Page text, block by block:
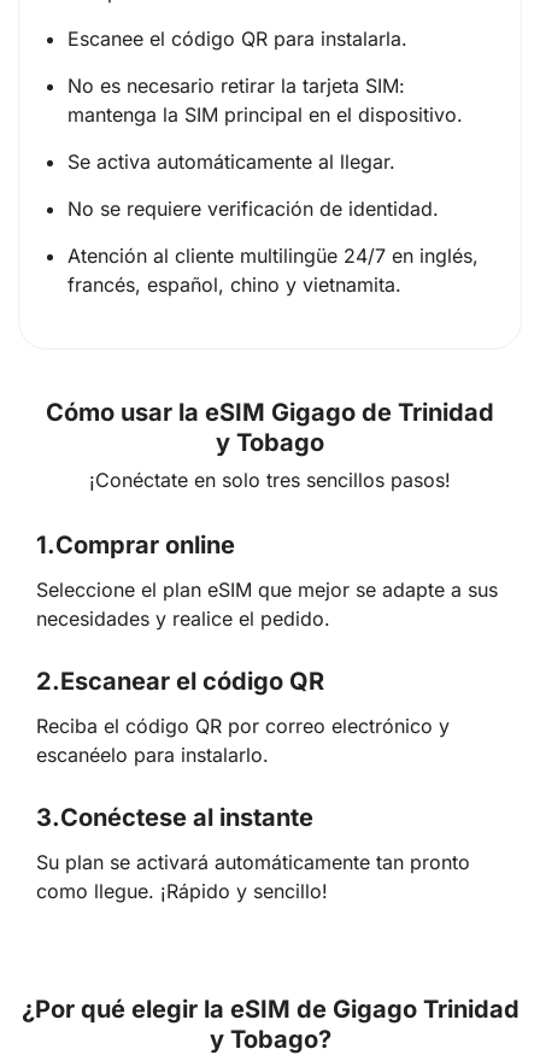
Escanee el código QR para instalarla.
No es necesario retirar la tarjeta SIM:
mantenga la SIM principal en el dispositivo.
Se activa automáticamente al llegar.
No se requiere verificación de identidad.
Atención al cliente multilingüe 24/7 en inglés,
francés, español, chino y vietnamita.
Cómo usar la eSIM Gigago de Trinidad
y Tobago
¡Conéctate en solo tres sencillos pasos!
1.Comprar online
Seleccione el plan eSIM que mejor se adapte a sus
necesidades y realice el pedido.
2.Escanear el código QR
Reciba el código QR por correo electrónico y
escanéelo para instalarlo.
3.Conéctese al instante
Su plan se activará automáticamente tan pronto
como llegue. ¡Rápido y sencillo!
¿Por qué elegir la eSIM de Gigago Trinidad
y Tobago?